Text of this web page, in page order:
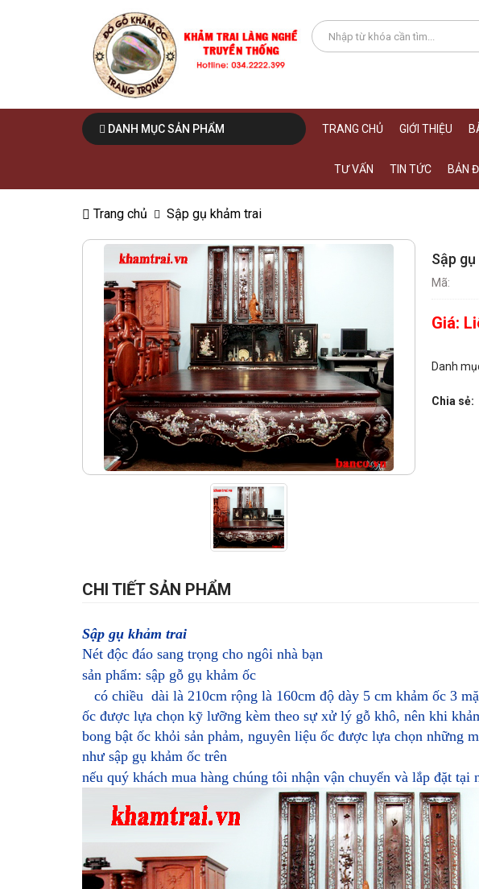
DANH MỤC SẢN PHẨM TRANG CHỦ GIỚI THIỆU
TƯ VẤN TIN TỨC BẢN
Trang chủ Sập gụ khảm trai
Sập
Mã:
Giá:
Danh
Chia sẻ:
CHI TIẾT SẢN PHẨM
Sập gụ khảm trai
Nét độc đáo sang trọng cho ngôi nhà bạn
sản phẩm: sập gỗ gụ khảm ốc
có chiều dài là 210cm rộng là 160cm độ dày 5 cm khảm ốc 3
ốc được lựa chọn kỹ lưỡng kèm theo sự xử lý gỗ khô, nên khi
bong bật ốc khỏi sản phảm, nguyên liệu ốc được lựa chọn những
như sập gụ khảm ốc trên
nếu quý khách mua hàng chúng tôi nhận vận chuyển và lắp đặt tại